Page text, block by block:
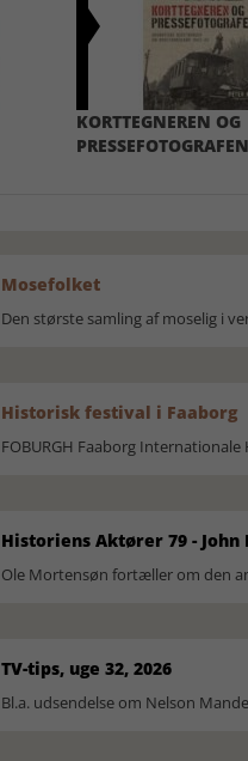
KORTTEGNEREN OG
PRESSEFOTOGRAFEN
Mosefolket
Den største samling af moselig i
Historisk festival i Faaborg
FOBURGH Faaborg
Historiens Aktører 79 - John
Ole Mortensøn fortæller om den
TV-tips, uge 32, 2026
Bl.a. udsendelse om Nelson